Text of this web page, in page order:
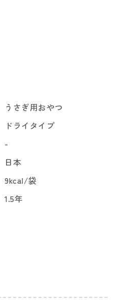
うさぎ用おやつ
ドライタイプ
-
日本
9kcal/袋
1.5年